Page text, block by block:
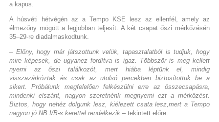
a kapus.
A húsvéti hétvégén az a Tempo KSE lesz az ellenfél, amely az
élmezőny mögött a legjobban teljesít. A két csapat őszi mérkőzésén
35–29-re diadalmaskodtunk.
– Előny, hogy már játszottunk velük, tapasztalatból is tudjuk, hogy
mire képesek, de ugyanez fordítva is igaz. Többször is meg kellett
nyerni az őszi találkozót, mert hiába léptünk el, mindig
visszazárkóztak és csak az utolsó percekben biztosítottuk be a
sikert. Próbálunk megfelelően felkészülni erre az összecsapásra,
mindenki elszánt, nagyon szeretnénk megnyerni ezt a mérkőzést.
Biztos, hogy nehéz dolgunk lesz, kiélezett csata lesz,mert a Tempo
nagyon jó NB I/B-s kerettel rendelkezik– tekintett előre.